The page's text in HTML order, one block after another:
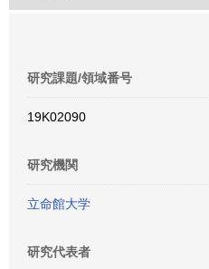
研究課題/領域番号
19K02090
研究機関
立命館大学
研究代表者